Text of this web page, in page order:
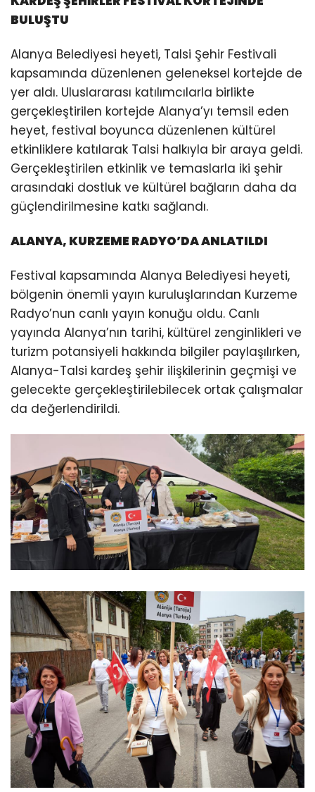
BULUŞTU
Alanya Belediyesi heyeti, Talsi Şehir Festivali
kapsamında düzenlenen geleneksel kortejde de
yer aldı. Uluslararası katılımcılarla birlikte
gerçekleştirilen kortejde Alanya’yı temsil eden
heyet, festival boyunca düzenlenen kültürel
etkinliklere katılarak Talsi halkıyla bir araya geldi.
Gerçekleştirilen etkinlik ve temaslarla iki şehir
arasındaki dostluk ve kültürel bağların daha da
güçlendirilmesine katkı sağlandı.
ALANYA, KURZEME RADYO’DA ANLATILDI
Festival kapsamında Alanya Belediyesi heyeti,
bölgenin önemli yayın kuruluşlarından Kurzeme
Radyo’nun canlı yayın konuğu oldu. Canlı
yayında Alanya’nın tarihi, kültürel zenginlikleri ve
turizm potansiyeli hakkında bilgiler paylaşılırken,
Alanya-Talsi kardeş şehir ilişkilerinin geçmişi ve
gelecekte gerçekleştirilebilecek ortak çalışmalar
da değerlendirildi.